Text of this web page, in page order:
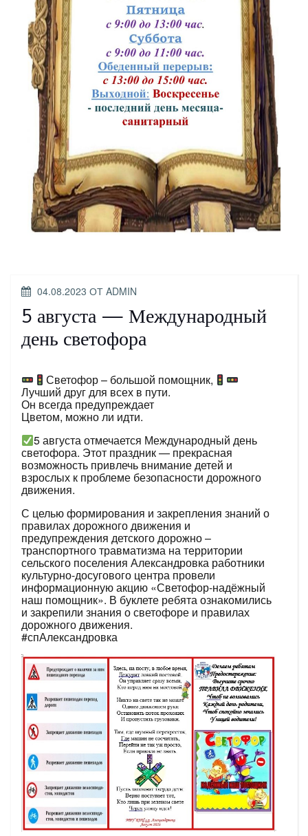
ОПУБЛИКОВАНО
04.08.2023 ОТ ADMIN
5 августа — Международный
день светофора
Светофор – большой помощник,
Лучший друг для всех в пути.
Он всегда предупреждает
Цветом, можно ли идти.
5 августа отмечается Международный день
светофора. Этот праздник — прекрасная
возможность привлечь внимание детей и
взрослых к проблеме безопасности дорожного
движения.
С целью формирования и закрепления знаний о
правилах дорожного движения и
предупреждения детского дорожно –
транспортного травматизма на территории
сельского поселения Александровка работники
культурно-досугового центра провели
информационную акцию «Светофор-надёжный
наш помощник». В буклете ребята ознакомились
и закрепили знания о светофоре и правилах
дорожного движения.
#спАлександровка